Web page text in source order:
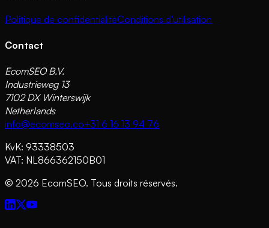
Politique de confidentialitéConditions d'utilisation
Contact
EcomSEO B.V.
Industrieweg 13
7102 DX Winterswijk
Netherlands
info@ecomseo.co+31 6 16 13 94 76
KvK: 93338503
VAT: NL866362150B01
© 2026 EcomSEO. Tous droits réservés.